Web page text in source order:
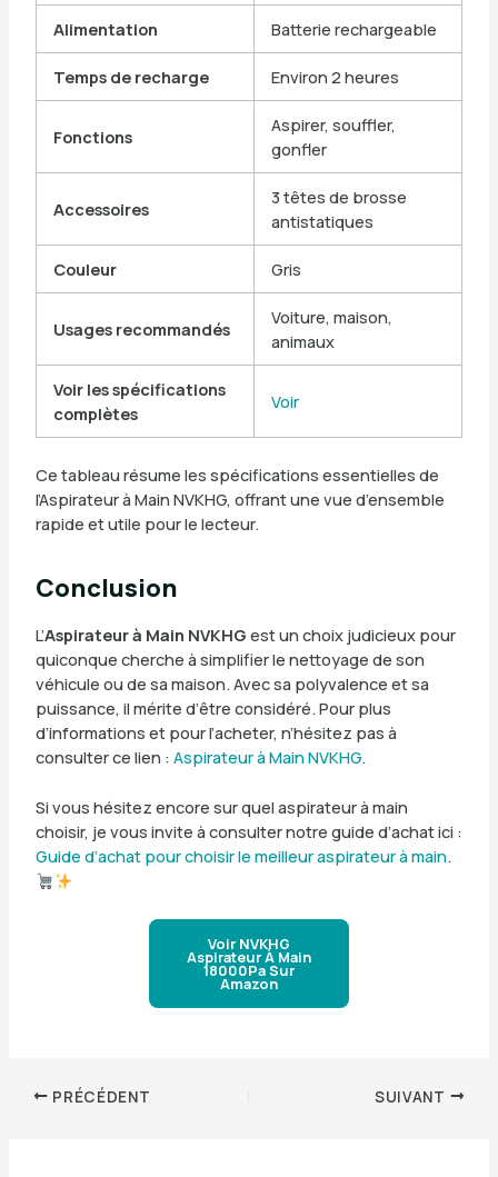
Alimentation Batterie rechargeable
Temps de recharge Environ 2 heures
Fonctions
Aspirer, souffler,
gonfler
Accessoires
3 têtes de brosse
antistatiques
Couleur Gris
Usages recommandés
Voiture, maison,
animaux
Voir les spécifications
complètes
Voir
Ce tableau résume les spécifications essentielles de
l’Aspirateur à Main NVKHG, offrant une vue d’ensemble
rapide et utile pour le lecteur.
Conclusion
L’Aspirateur à Main NVKHG est un choix judicieux pour
quiconque cherche à simplifier le nettoyage de son
véhicule ou de sa maison. Avec sa polyvalence et sa
puissance, il mérite d’être considéré. Pour plus
d’informations et pour l’acheter, n’hésitez pas à
consulter ce lien : Aspirateur à Main NVKHG.
Si vous hésitez encore sur quel aspirateur à main
choisir, je vous invite à consulter notre guide d’achat ici :
Guide d’achat pour choisir le meilleur aspirateur à main.
Voir NVKHG
Aspirateur À Main
18000Pa Sur
Amazon
PRÉCÉDENT SUIVANT